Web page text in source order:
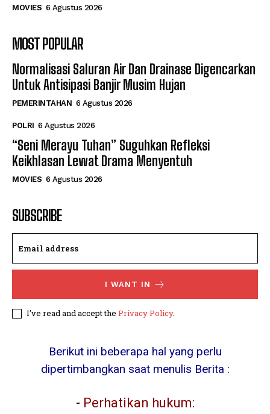
MOVIES 6 Agustus 2026
MOST POPULAR
Normalisasi Saluran Air Dan Drainase Digencarkan
Untuk Antisipasi Banjir Musim Hujan
PEMERINTAHAN 6 Agustus 2026
POLRI 6 Agustus 2026
“Seni Merayu Tuhan” Suguhkan Refleksi
Keikhlasan Lewat Drama Menyentuh
MOVIES 6 Agustus 2026
SUBSCRIBE
I WANT IN
I've read and accept the Privacy Policy.
Berikut ini beberapa hal yang perlu
dipertimbangkan saat menulis Berita :
- Perhatikan hukum: